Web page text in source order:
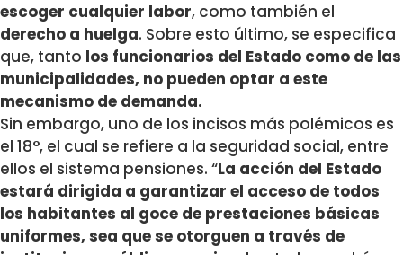
escoger cualquier labor, como también el
derecho a huelga. Sobre esto último, se especifica
que, tanto los funcionarios del Estado como de las
municipalidades, no pueden optar a este
mecanismo de demanda.
Sin embargo, uno de los incisos más polémicos es
el 18°, el cual se refiere a la seguridad social, entre
ellos el sistema pensiones. “La acción del Estado
estará dirigida a garantizar el acceso de todos
los habitantes al goce de prestaciones básicas
uniformes, sea que se otorguen a través de